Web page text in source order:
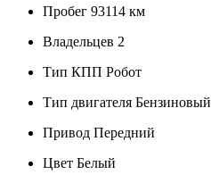
Пробег 93114 км
Владельцев 2
Тип КПП Робот
Тип двигателя Бензиновый
Привод Передний
Цвет Белый